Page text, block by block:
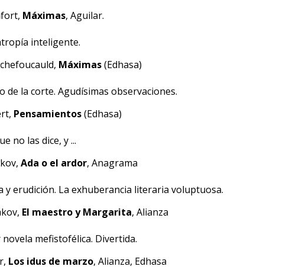
Máximas, Aguilar.
inteligente.
Máximas(Edhasa)
de la corte. Agudísimas observaciones.
Pensamientos(Edhasa)
no las dice, y ...
Ada o el ardor, Anagrama
y erudición. La exhuberancia literaria voluptuosa.
El maestro y Margarita, Alianza
novela mefistofélica. Divertida.
Los idus de marzo, Alianza, Edhasa